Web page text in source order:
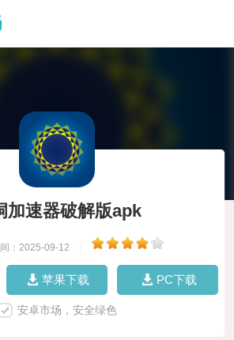
加速器破解版apk
：2025-09-12
苹果下载 PC下载
安卓市场，安全绿色